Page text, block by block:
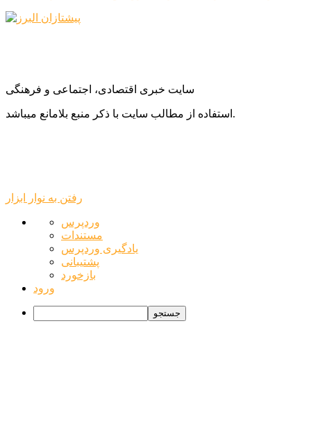
سایت خبری اقتصادی، اجتماعی و فرهنگی
استفاده از مطالب سایت با ذکر منبع بلامانع میباشد.
رفتن به نوار ابزار
درباره
وردپرس
وردپرس
مستندات
یادگیری وردپرس
پشتیبانی
بازخورد
ورود
جستجو